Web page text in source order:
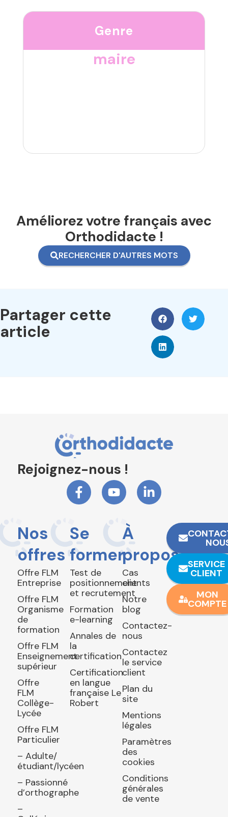
Genre
maire
Améliorez votre français avec
Orthodidacte !
RECHERCHER D'AUTRES MOTS
Partager cette
article
Rejoignez-nous !
Nos
offres
Offre FLM
Entreprise
Offre FLM
Organisme
de
formation
Offre FLM
Enseignement
supérieur
Offre
FLM
Collège-
Lycée
Offre FLM
Particulier
– Adulte/
étudiant/lycéen
– Passionné
d’orthographe
–
Se
former
Test de
positionnement
et recrutement
Formation
e-learning
Annales de
la
certification
Certification
en langue
française Le
Robert
À
propos
Cas
clients
Notre
blog
Contactez-
nous
Contactez
le service
client
Plan du
site
Mentions
légales
Paramètres
des
cookies
Conditions
générales
de vente
SERVICE
CLIENT
MON
COMPTE